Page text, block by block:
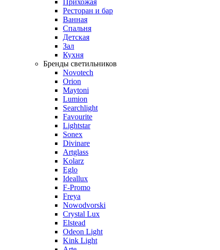
Прихожая
Ресторан и бар
Ванная
Спальня
Детская
Зал
Кухня
Бренды светильников
Novotech
Orion
Maytoni
Lumion
Searchlight
Favourite
Lightstar
Sonex
Divinare
Artglass
Kolarz
Eglo
Ideallux
F-Promo
Freya
Nowodvorski
Crystal Lux
Elstead
Odeon Light
Kink Light